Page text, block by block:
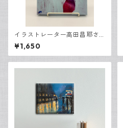
イラストレーター高田昌耶さ
ん「小さな花瓶」
¥1,650